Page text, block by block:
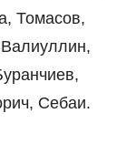
Томасов,
Себаи.